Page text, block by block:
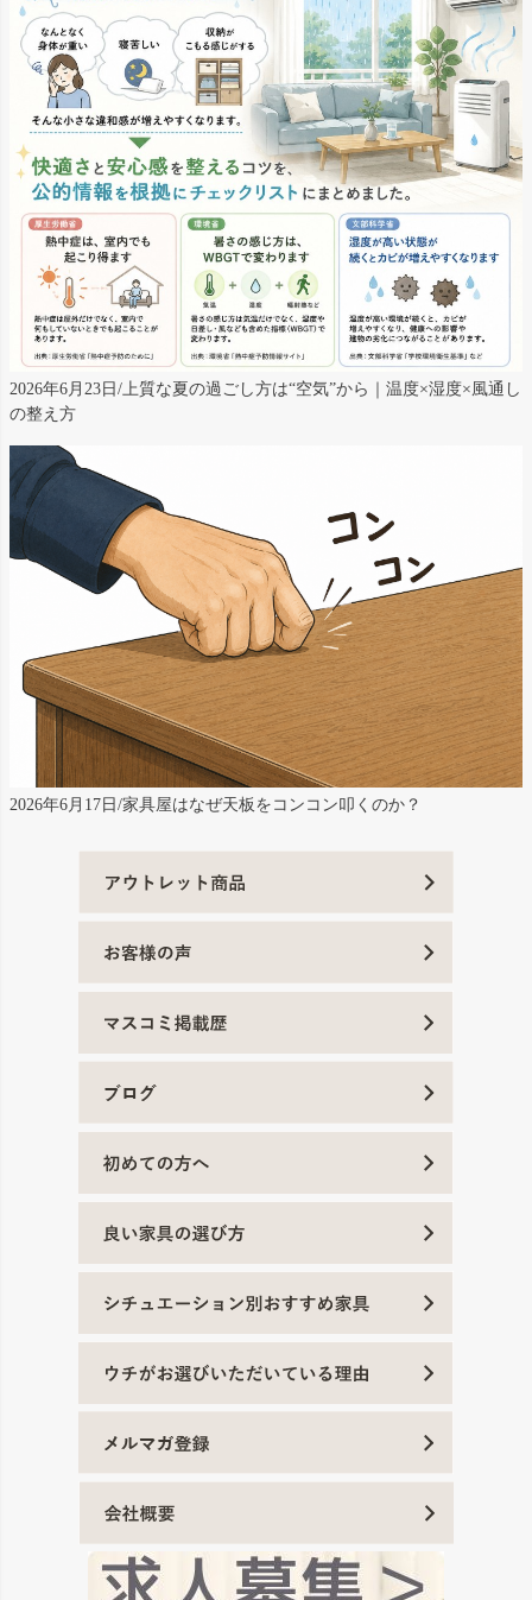
2026年6月23日/上質な夏の過ごし方は“空気”から｜温度×湿度×風通し
の整え方
2026年6月17日/家具屋はなぜ天板をコンコン叩くのか？